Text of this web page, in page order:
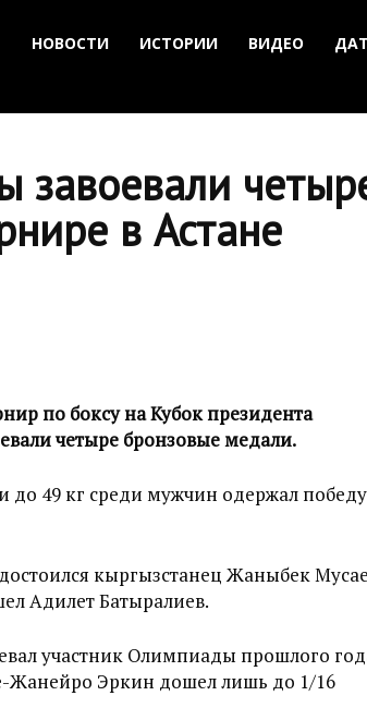
НОВОСТИ ИСТОРИИ ВИДЕО
завоевали
в Астане
по боксу на Кубок президента
четыре бронзовые медали.
до 49 кг среди мужчин одержал победу
кыргызстанец Жаныбек
Адилет Батыралиев.
участник Олимпиады прошлого
Жанейро Эркин дошел лишь до 1/16